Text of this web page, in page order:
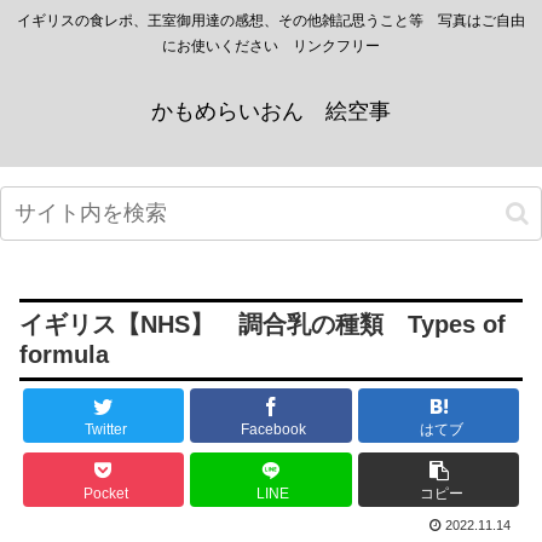
イギリスの食レポ、王室御用達の感想、その他雑記思うこと等 写真はご自由
にお使いください リンクフリー
かもめらいおん 絵空事
イギリス【NHS】 調合乳の種類 Types of
formula
Twitter Facebook はてブ
Pocket LINE コピー
2022.11.14